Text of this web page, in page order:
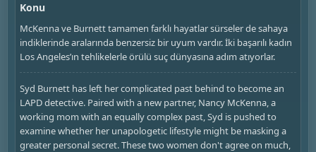
Konu
McKenna ve Burnett tamamen farklı hayatlar sürseler de sahaya
indiklerinde aralarında benzersiz bir uyum vardır. İki başarılı kadın
Los Angeles’ın tehlikelerle örülü suç dünyasına adım atıyorlar.
Syd Burnett has left her complicated past behind to become an
LAPD detective. Paired with a new partner, Nancy McKenna, a
working mom with an equally complex past, Syd is pushed to
examine whether her unapologetic lifestyle might be masking a
greater personal secret. These two women don't agree on much,